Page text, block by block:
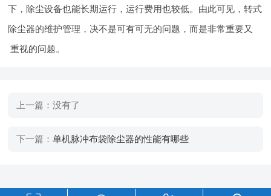
下，除尘设备也能长期运行，运行费用也较低。由此可见，转式
除尘器的维护管理，决不是可有可无的问题，而是非常重要又
重视的问题。
上一篇：没有了
下一篇： 单机脉冲布袋除尘器的性能有哪些